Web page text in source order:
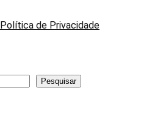
Política de Privacidade
Pesquisar